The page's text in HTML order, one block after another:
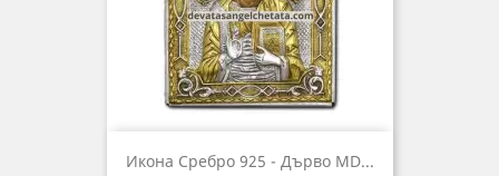
Икона Сребро 925 - Дърво MD...